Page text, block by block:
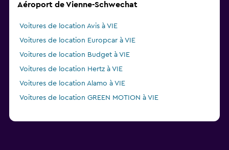
Aéroport de Vienne-Schwechat
Voitures de location Avis à VIE
Voitures de location Europcar à VIE
Voitures de location Budget à VIE
Voitures de location Hertz à VIE
Voitures de location Alamo à VIE
Voitures de location GREEN MOTION à VIE